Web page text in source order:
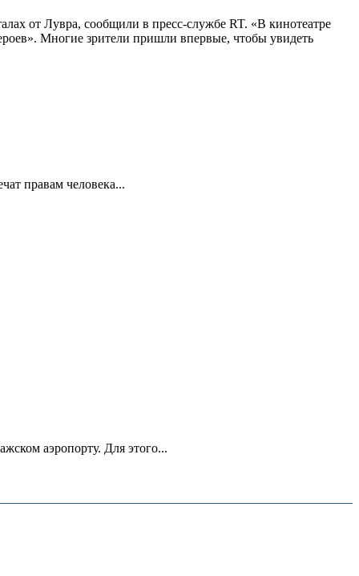
от Лувра, сообщили в пресс-службе RT. «В кинотеатре
Многие зрители пришли впервые, чтобы увидеть
правам человека...
аэропорту. Для этого...